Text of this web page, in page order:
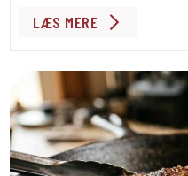
LÆS MERE